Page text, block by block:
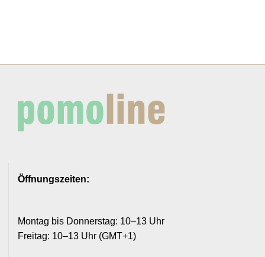
Öffnungszeiten:
Montag bis Donnerstag: 10–13 Uhr
Freitag: 10–13 Uhr (GMT+1)